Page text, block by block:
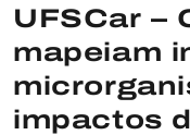
UFSCar –
mapeiam
impactos